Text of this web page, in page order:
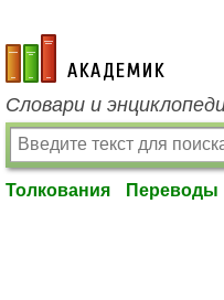
academic.ru
Словари и
Толкования Переводы